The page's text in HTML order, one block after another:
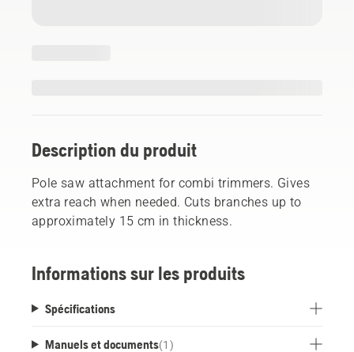
Description du produit
Pole saw attachment for combi trimmers. Gives
extra reach when needed. Cuts branches up to
approximately 15 cm in thickness.
Informations sur les produits
Spécifications
Manuels et documents(1 )